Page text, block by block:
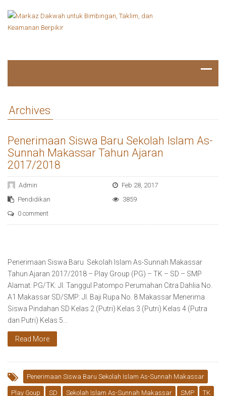
Archives
Penerimaan Siswa Baru Sekolah Islam As-
Sunnah Makassar Tahun Ajaran
2017/2018
Admin
Feb 28, 2017
Pendidikan
3859
0 comment
Penerimaan Siswa Baru Sekolah Islam As-Sunnah Makassar
Tahun Ajaran 2017/2018 – Play Group (PG) – TK – SD – SMP
Alamat: PG/TK: Jl. Tanggul Patompo Perumahan Citra Dahlia No.
A1 Makassar SD/SMP: Jl. Baji Rupa No. 8 Makassar Menerima
Siswa Pindahan SD Kelas 2 (Putri) Kelas 3 (Putri) Kelas 4 (Putra
dan Putri) Kelas 5…
Read More
Penerimaan Siswa Baru Sekolah Islam As-Sunnah Makassar
Play Goup SD Sekolah Islam As-Sunnah Makassar SMP TK